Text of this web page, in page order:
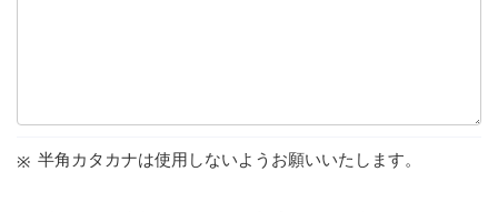
半角カタカナは使用しないようお願いいたします。